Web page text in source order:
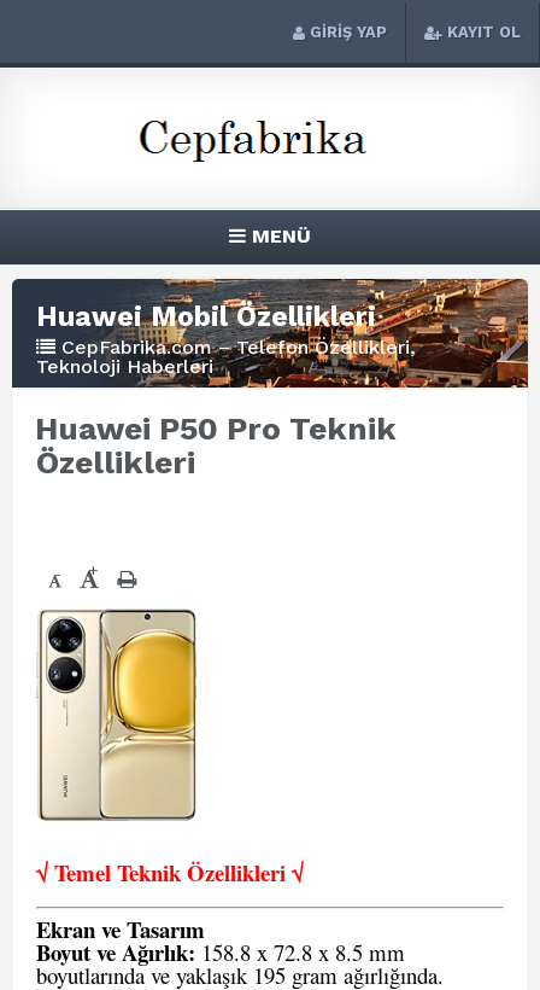
GİRİŞ YAP KAYIT OL
MENÜ
Huawei Mobil Özellikleri
CepFabrika.com – Telefon Özellikleri,
Teknoloji Haberleri
Huawei P50 Pro Teknik
Özellikleri
- +
√ Temel Teknik Özellikleri √
Ekran ve Tasarım
Boyut ve Ağırlık: 158.8 x 72.8 x 8.5 mm
boyutlarında ve yaklaşık 195 gram ağırlığında.